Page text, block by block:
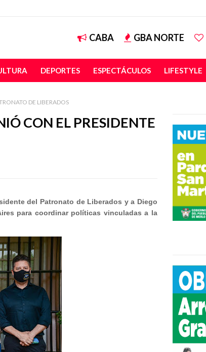
CABA GBA NORTE
DEPORTES ESPECTÁCULOS LIFESTYLE
DE LIBERADOS
CON EL PRESIDENTE
del Patronato de Liberados y a Diego
para coordinar políticas vinculadas a la